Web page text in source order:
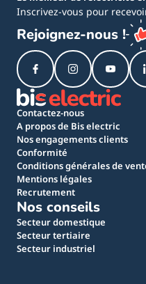
Inscrivez-vous pour
Rejoignez-nous !
Contactez-nous
A propos de Bis electric
Nos engagements clients
Conformité
Conditions générales de
Mentions légales
Recrutement
Nos conseils
Secteur domestique
Secteur tertiaire
Secteur industriel